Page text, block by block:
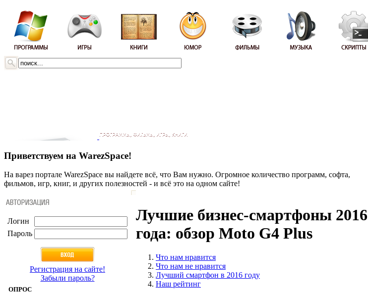
Приветствуем на WarezSpace!
На варез портале WarezSpace вы найдете всё, что Вам нужно. Огромное количество программ, софта,
фильмов, игр, книг, и других полезностей - и всё это на одном сайте!
Логин
Пароль
Регистрация на сайте!
Забыли пароль?
ОПРОС
Лучшие бизнес-смартфоны 2016
года: обзор Moto G4 Plus
Что нам нравится
Что нам не нравится
Лучший смартфон в 2016 году
Наш рейтинг